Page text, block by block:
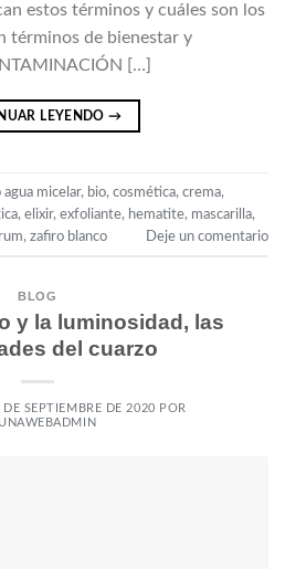
estos términos y cuáles son los
términos de bienestar y
[…]
LEYENDO→
agua micelar, bio, cosmética, crema,
, elixir, exfoliante, hematite, mascarilla,
, zafiro blanco Deje un comentario
BLOG
y la luminosidad, las
del cuarzo
DE SEPTIEMBRE DE 2020 POR